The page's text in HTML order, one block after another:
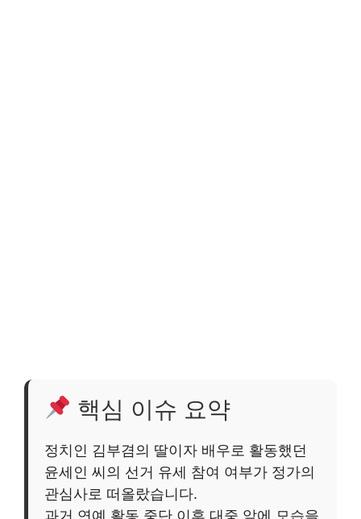
핵심 이슈 요약
정치인 김부겸의 딸이자 배우로 활동했던
윤세인 씨의 선거 유세 참여 여부가 정가의
관심사로 떠올랐습니다.
과거 연예 활동 중단 이후 대중 앞에 모습을